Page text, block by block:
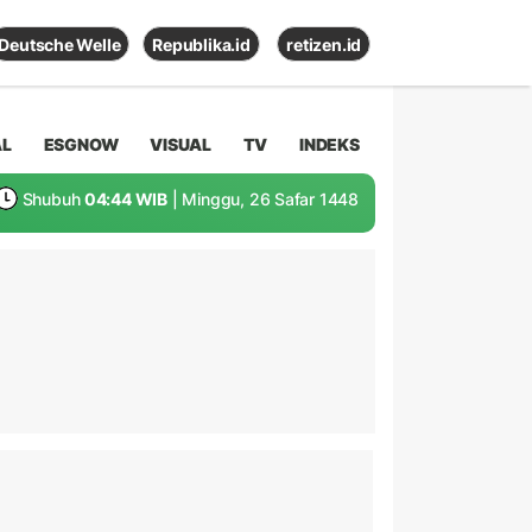
Deutsche Welle Republika.id retizen.id
ESGNOW VISUAL TV INDEKS
Shubuh 04:44 WIB | Minggu, 26 Safar 1448